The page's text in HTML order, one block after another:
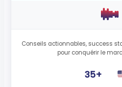
Conseils actionnables, success
pour conquérir le
35+